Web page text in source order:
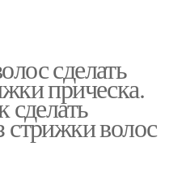
сделать
прическа.
сделать
стрижки волос